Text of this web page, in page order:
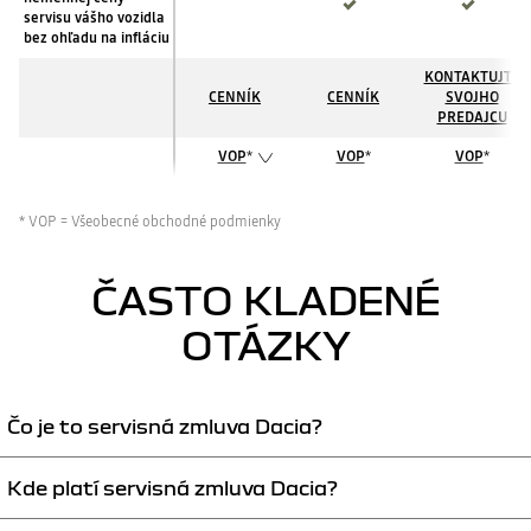
servisu vášho vozidla
bez ohľadu na infláciu
CENNÍK CENNÍK
KONTAKTUJTE
SVOJHO
PREDAJCU
VOP* VOP* VOP*
* VOP = Všeobecné obchodné podmienky
ČASTO KLADENÉ
OTÁZKY
Čo je to servisná zmluva Dacia?
Ide o predplatenú službu, ktorá pokrýva náklady na údržbu a prevádzku
vozidla vrátane asistenčných služieb na niekoľko rokov dopredu.
Kde platí servisná zmluva Dacia?